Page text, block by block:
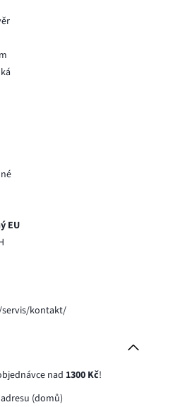
EU
kontakt/
nad 1300 Kč!
(domů)